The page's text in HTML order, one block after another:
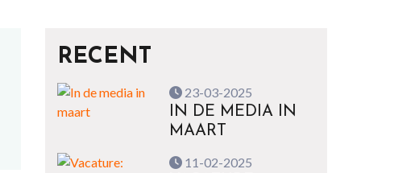
RECENT
23-03-2025
IN DE MEDIA IN
MAART
11-02-2025